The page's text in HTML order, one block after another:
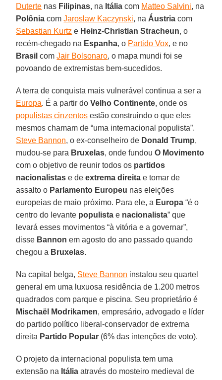
Duterte nas Filipinas, na Itália com Matteo Salvini, na
Polônia comJaroslaw Kaczynski, na Áustria com
Sebastian Kurtz e Heinz-Christian Stracheun, o
recém-chegado na Espanha, o Partido Vox, e no
Brasil comJair Bolsonaro, o mapa mundi foi se
povoando de extremistas bem-sucedidos.
A terra de conquista mais vulnerável continua a ser a
Europa. É a partir doVelho Continente, onde os
populistas cinzentos estão construindo o que eles
mesmos chamam de “uma internacional populista”.
Steve Bannon, o ex-conselheiro de Donald Trump,
mudou-se para Bruxelas, onde fundouO Movimento
com o objetivo de reunir todos os partidos
nacionalistas e deextrema direita e tomar de
assalto o Parlamento Europeu nas eleições
europeias de maio próximo. Para ele, a Europa “é o
centro do levante populista e nacionalista” que
levará esses movimentos “à vitória e a governar”,
disse Bannon em agosto do ano passado quando
chegou a Bruxelas.
Na capital belga, Steve Bannon instalou seu quartel
general em uma luxuosa residência de 1.200 metros
quadrados com parque e piscina. Seu proprietário é
Mischaël Modrikamen, empresário, advogado e líder
do partido político liberal-conservador de extrema
direita Partido Popular (6% das intenções de voto).
O projeto da internacional populista tem uma
extensão na Itália através do mosteiro medieval de